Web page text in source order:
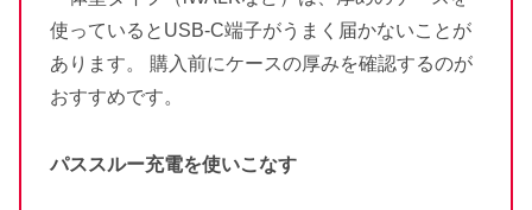
使っているとUSB-C端子がうまく届かないことが
あります。 購入前にケースの厚みを確認するのが
おすすめです。
パススルー充電を使いこなす